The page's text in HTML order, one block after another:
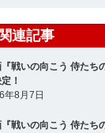
連記事
戦いの向こう 侍たち
！
年8月7日
戦いの向こう 侍たち